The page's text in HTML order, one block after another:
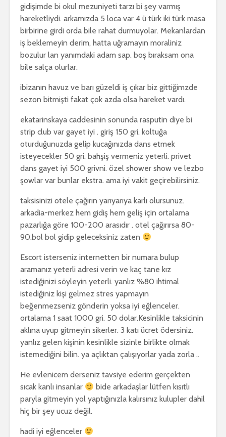
gidişimde bi okul mezuniyeti tarzı bi şey varmış
hareketliydi. arkamızda 5 loca var 4 ü türk iki türk masa
birbirine girdi orda bile rahat durmuyolar. Mekanlardan
iş beklemeyin derim, hatta uğramayın moraliniz
bozulur lan yanımdaki adam sap. boş bıraksam ona
bile salça olurlar.
ibizanın havuz ve barı güzeldi iş çıkar biz gittiğimzde
sezon bitmişti fakat çok azda olsa hareket vardı.
ekatarinskaya caddesinin sonunda rasputin diye bi
strip club var gayet iyi . giriş 150 gri. koltuğa
oturduğunuzda gelip kucağınızda dans etmek
isteyecekler 50 gri. bahşiş vermeniz yeterli. privet
dans gayet iyi 500 grivni. özel shower show ve lezbo
şowlar var bunlar ekstra. ama iyi vakit geçirebilirsiniz.
taksisinizi otele çağırın yarıyarıya karlı olursunuz.
arkadia-merkez hem gidiş hem geliş için ortalama
pazarlığa göre 100-200 arasıdır . otel çağırırsa 80-
90.bol bol gidip geleceksiniz zaten
Escort isterseniz internetten bir numara bulup
aramanız yeterli adresi verin ve kaç tane kız
istediğinizi söyleyin yeterli. yanlız %80 ihtimal
istediğiniz kişi gelmez stres yapmayın
beğenmezseniz gönderin yoksa iyi eğlenceler.
ortalama 1 saat 1000 gri. 50 dolar.Kesinlikle taksicinin
aklına uyup gitmeyin sikerler. 3 katı ücret ödersiniz.
yanlız gelen kişinin kesinlikle sizinle birlikte olmak
istemediğini bilin. ya açlıktan çalışıyorlar yada zorla ..
He evlenicem derseniz tavsiye ederim gerçekten
sıcak kanlı insanlar
bide arkadaşlar lütfen kısıtlı
paryla gitmeyin yol yaptığınızla kalırsınız kulupler dahil
hiç bir şey ucuz değil.
hadi iyi eğlenceler